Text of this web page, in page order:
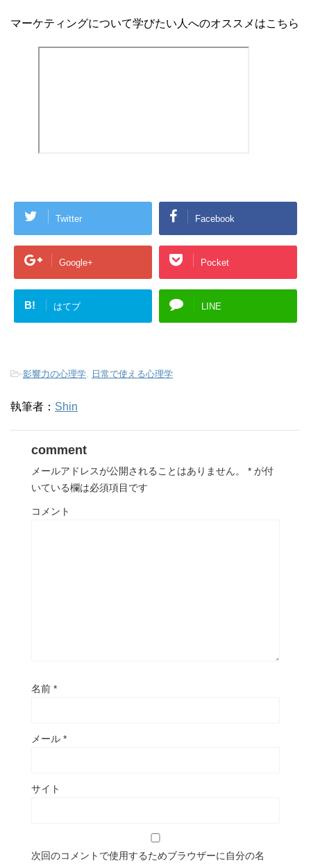
マーケティングについて学びたい人へのオススメはこちら
Twitter Facebook
Google+ Pocket
B! はてブ LINE
-影響力の心理学, 日常で使える心理学
執筆者： Shin
comment
メールアドレスが公開されることはありません。 * が付
いている欄は必須項目です
コメント
名前 *
メール *
サイト
次回のコメントで使用するためブラウザーに自分の名